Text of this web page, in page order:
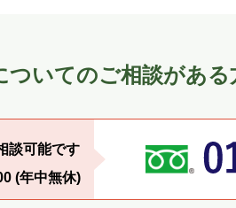
ついてのご相談があ
談可能です
(年中無休)